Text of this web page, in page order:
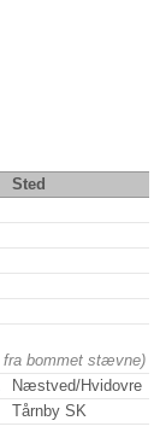
Sted
fra bommet stævne)
Næstved/Hvidovre
Tårnby SK